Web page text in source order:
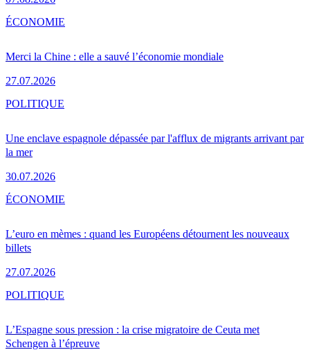
Merci la Chine : elle a sauvé l’économie mondiale
27.07.2026
ÉCONOMIE
Une enclave espagnole dépassée par l'afflux de migrants arrivant par
la mer
30.07.2026
POLITIQUE
L’euro en mèmes : quand les Européens détournent les nouveaux
billets
27.07.2026
ÉCONOMIE
L’Espagne sous pression : la crise migratoire de Ceuta met
Schengen à l’épreuve
POLITIQUE